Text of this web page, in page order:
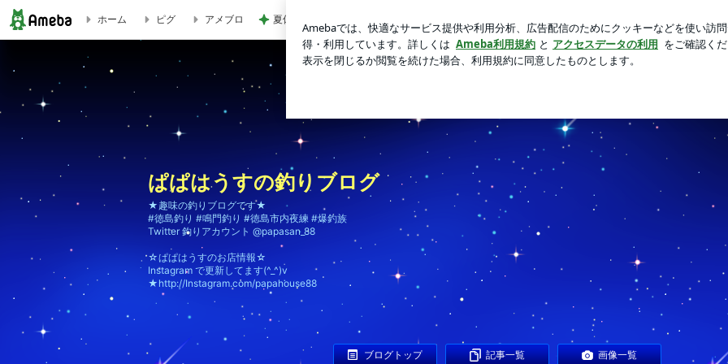
ホーム ピグ アメブロ 夏休みの思い出になるという呪文 ロ
ぱぱはうすの釣りブログ
★趣味の釣りブログです★
#徳島釣り #鳴門釣り #徳島市内夜練 #爆釣族
Twitter 釣りアカウント @papasan_88
☆ぱぱはうすのお店情報☆
Instagram で更新してます(^_^)v
★http://Instagram.com/papahouse88
ブログトップ 記事一覧
画像一覧